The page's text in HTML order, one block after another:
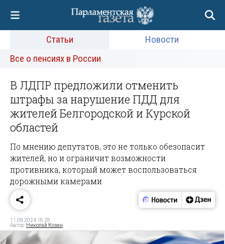
Статьи
Новости
Все о пенсиях в России
В ЛДПР предложили отменить
штрафы за нарушение ПДД для
жителей Белгородской и Курской
областей
По мнению депутатов, это не только обезопасит
жителей, но и ограничит возможности
противника, который может воспользоваться
дорожными камерами
11.08.2024 16:28
Автор: Николай Козин